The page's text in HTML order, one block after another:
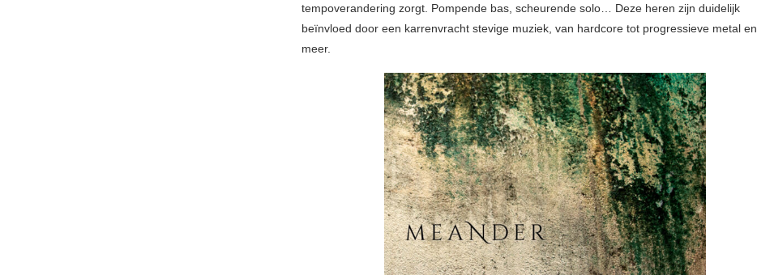
tempoverandering zorgt. Pompende bas, scheurende solo… Deze heren zijn duidelijk
beïnvloed door een karrenvracht stevige muziek, van hardcore tot progressieve metal en
meer.